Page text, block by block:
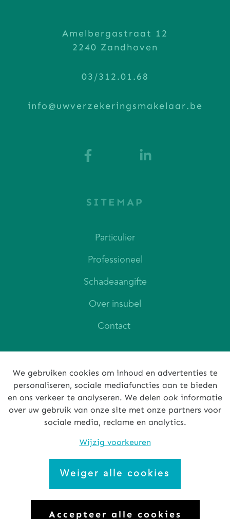
We gebruiken cookies om inhoud en advertenties te
personaliseren, sociale mediafuncties aan te bieden
en ons verkeer te analyseren. We delen ook informatie
over uw gebruik van onze site met onze partners voor
sociale media, reclame en analytics.
Wijzig voorkeuren
Weiger alle cookies
Accepteer alle cookies
MIFID
Privacy policy
Cookies
Klantenbescherming
SITEMAP
Particulier
Professioneel
Schadeaangifte
Over insubel
Contact
Amelbergastraat 12
2240 Zandhoven
03/312.01.68
info@uwverzekeringsmakelaar.be
KBO 0427 534 329